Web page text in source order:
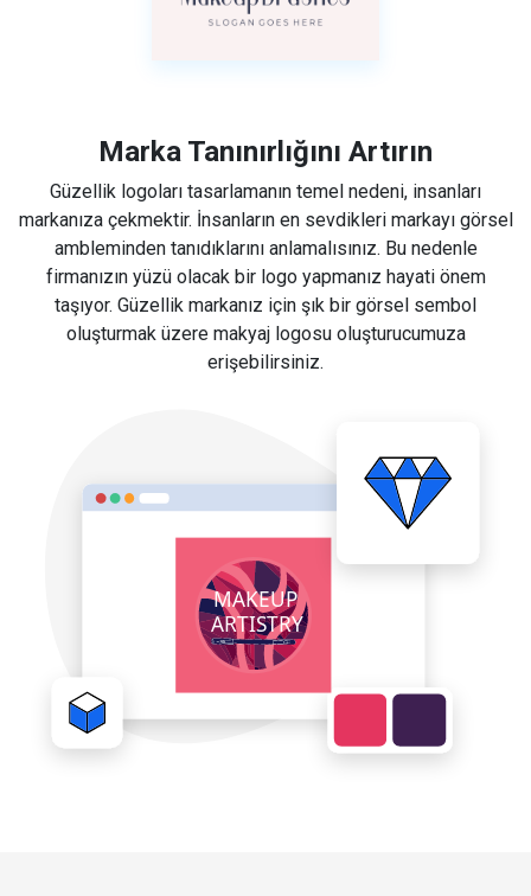
Marka Tanınırlığını Artırın
Güzellik logoları tasarlamanın temel nedeni, insanları
markanıza çekmektir. İnsanların en sevdikleri markayı görsel
ambleminden tanıdıklarını anlamalısınız. Bu nedenle
firmanızın yüzü olacak bir logo yapmanız hayati önem
taşıyor. Güzellik markanız için şık bir görsel sembol
oluşturmak üzere makyaj logosu oluşturucumuza
erişebilirsiniz.